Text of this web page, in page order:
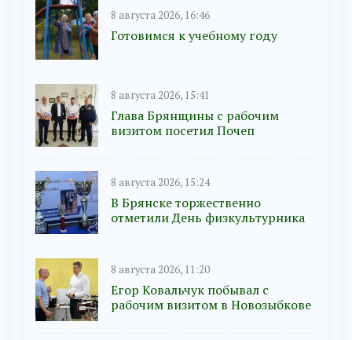
8 августа 2026, 16:46
Готовимся к учебному году
8 августа 2026, 15:41
Глава Брянщины с рабочим
визитом посетил Почеп
8 августа 2026, 15:24
В Брянске торжественно
отметили День физкультурника
8 августа 2026, 11:20
Егор Ковальчук побывал с
рабочим визитом в Новозыбкове